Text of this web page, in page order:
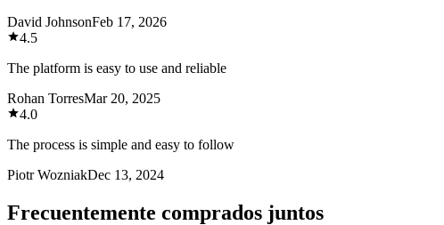
David JohnsonFeb 17, 2026
4.5
The platform is easy to use and reliable
Rohan TorresMar 20, 2025
4.0
The process is simple and easy to follow
Piotr WozniakDec 13, 2024
Frecuentemente comprados juntos